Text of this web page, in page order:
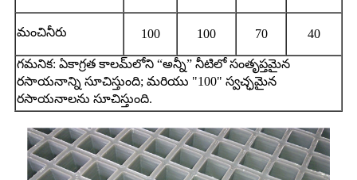
మంచినీరు 100 100 70 40
గమనిక: ఏకాగ్రత కాలమ్‌లోని “అన్నీ” నీటిలో సంతృప్తమైన
రసాయనాన్ని సూచిస్తుంది; మరియు "100" స్వచ్ఛమైన
రసాయనాలను సూచిస్తుంది.